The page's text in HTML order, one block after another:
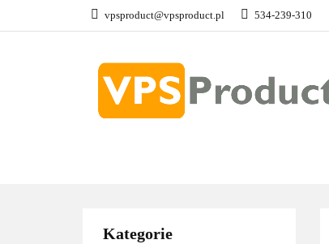
vpsproduct@vpsproduct.pl 534-239-310
GRZEJNIKI
Kategorie